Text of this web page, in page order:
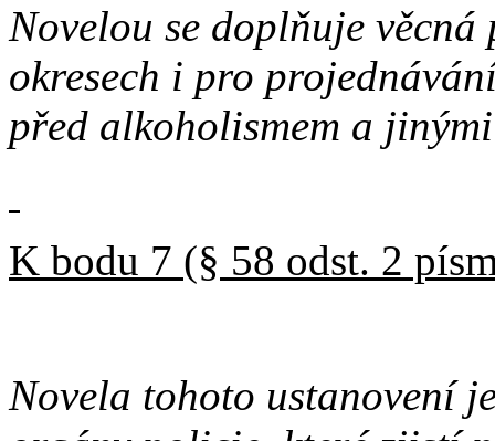
Novelou se doplňuje
okresech i pro
před alkoholismem a
K bodu 7 (§ 58 odst. 2
Novela tohoto ustanovení